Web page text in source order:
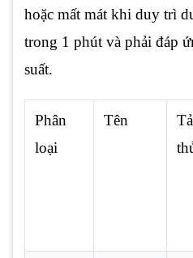
hoặc mất mát khi duy trì
trong 1 phút và phải đáp
suất.
Phân
loại
Tên